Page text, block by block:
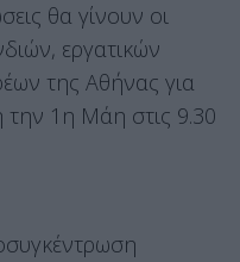
θα γίνουν οι
εργατικών
της Αθήνας για
την 1η Μάη στις 9.30